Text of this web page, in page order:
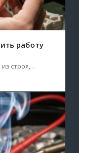
работу
строя,…